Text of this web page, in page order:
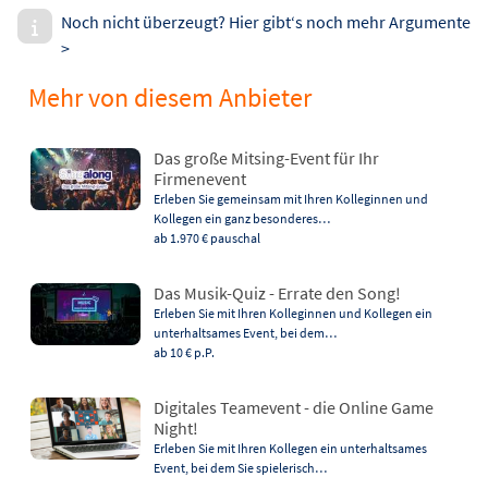
Noch nicht überzeugt? Hier gibt‘s noch mehr Argumente
>
Mehr von diesem Anbieter
Das große Mitsing-Event für Ihr
Firmenevent
Erleben Sie gemeinsam mit Ihren Kolleginnen und
Kollegen ein ganz besonderes…
ab 1.970 € pauschal
Das Musik-Quiz - Errate den Song!
Erleben Sie mit Ihren Kolleginnen und Kollegen ein
unterhaltsames Event, bei dem…
ab 10 € p.P.
Digitales Teamevent - die Online Game
Night!
Erleben Sie mit Ihren Kollegen ein unterhaltsames
Event, bei dem Sie spielerisch…